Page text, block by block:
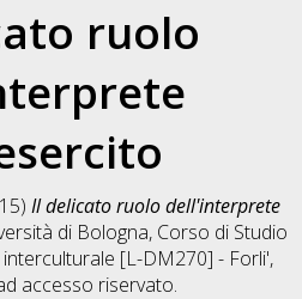
ruolo
Il delicato ruolo dell'interprete
di Bologna, Corso di Studio
[L-DM270] - Forli',
accesso riservato.